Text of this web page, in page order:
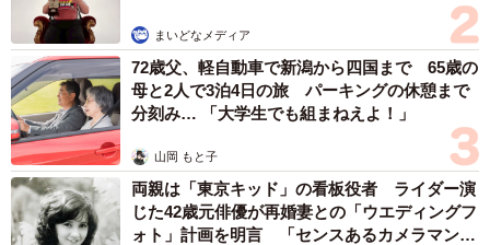
新郎のリゥリゥさん、新婦のるびぃさん（ @rubyred_16 ）
は日本のみならず、世界でも活躍されているコスプレ界の
ビッグカップル。ゆえに、当日の基本的なドレスコード
も“コスプレ”だったのです。
まいどなメディア
72歳父、軽自動車で新潟から四国まで 65歳の
母と2人で3泊4日の旅 パーキングの休憩まで
分刻み… 「大学生でも組まねえよ！」
山岡 もと子
両親は「東京キッド」の看板役者 ライダー演
じた42歳元俳優が再婚妻との「ウエディングフ
ォト」計画を明言 「センスあるカメラマン求